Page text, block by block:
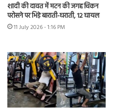
शादी की दावत में मटन की जगह चिकन
परोसने पर भिड़े बाराती-घराती, 12 घायल
11 July 2026 - 1:16 PM